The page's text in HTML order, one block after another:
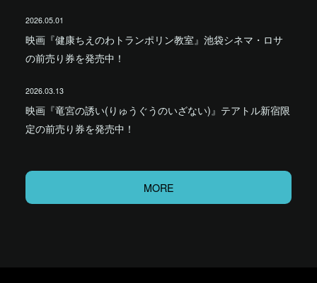
2026.05.01
映画『健康ちえのわトランポリン教室』池袋シネマ・ロサ
の前売り券を発売中！
2026.03.13
映画『竜宮の誘い(りゅうぐうのいざない)』テアトル新宿限
定の前売り券を発売中！
MORE